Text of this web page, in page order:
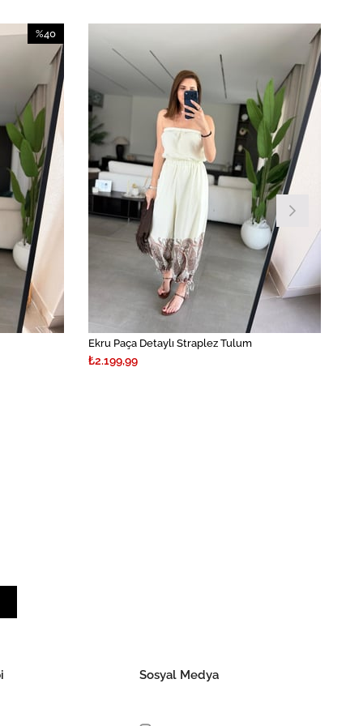
%40
İndirim
%40İndirim
Ekru Paça Detaylı Straplez Tulum
₺2.199,99
Sosyal Medya